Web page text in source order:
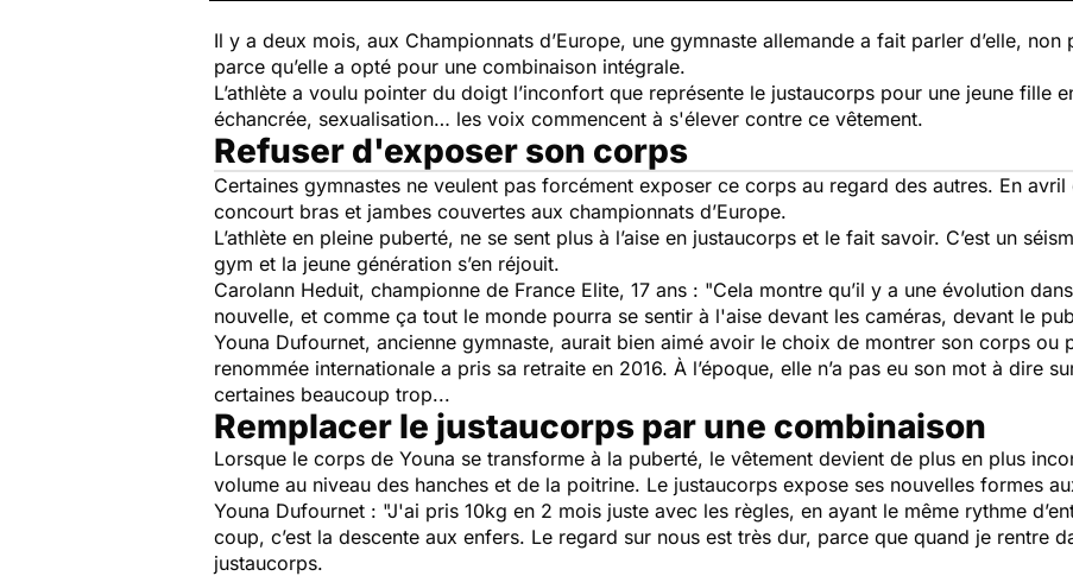
Il y a deux mois, aux Championnats d’Europe, une gymnaste allemande a fait parler d’elle,
parce qu’elle a opté pour une combinaison intégrale.
L’athlète a voulu pointer du doigt l’inconfort que représente le justaucorps pour une jeune fille
échancrée, sexualisation… les voix commencent à s'élever contre ce vêtement.
Refuser d'exposer son corps
Certaines gymnastes ne veulent pas forcément exposer ce corps au regard des autres. En
concourt bras et jambes couvertes aux championnats d’Europe.
L’athlète en pleine puberté, ne se sent plus à l’aise en justaucorps et le fait savoir. C’est un
gym et la jeune génération s’en réjouit.
Carolann Heduit, championne de France Elite, 17 ans : "Cela montre qu’il y a une évolution
nouvelle, et comme ça tout le monde pourra se sentir à l'aise devant les caméras, devant le
Youna Dufournet, ancienne gymnaste, aurait bien aimé avoir le choix de montrer son corps ou
renommée internationale a pris sa retraite en 2016. À l’époque, elle n’a pas eu son mot à dire
certaines beaucoup trop...
Remplacer le justaucorps par une combinaison
Lorsque le corps de Youna se transforme à la puberté, le vêtement devient de plus en plus
volume au niveau des hanches et de la poitrine. Le justaucorps expose ses nouvelles formes
Youna Dufournet : "J'ai pris 10kg en 2 mois juste avec les règles, en ayant le même rythme
coup, c’est la descente aux enfers. Le regard sur nous est très dur, parce que quand je rentre
justaucorps.